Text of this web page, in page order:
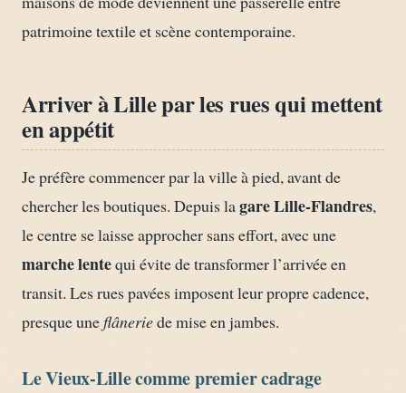
patrimoine textile et scène contemporaine.
Arriver à Lille par les rues qui mettent
en appétit
Je préfère commencer par la ville à pied, avant de
chercher les boutiques. Depuis lagare Lille-Flandres,
le centre se laisse approcher sans effort, avec une
marche lentequi évite de transformer l’arrivée en
transit. Les rues pavées imposent leur propre cadence,
presque uneflâneriede mise en jambes.
Le Vieux-Lille comme premier cadrage